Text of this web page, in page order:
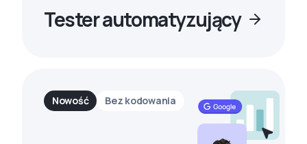
Tester automatyzujący
Nowość Bez kodowania